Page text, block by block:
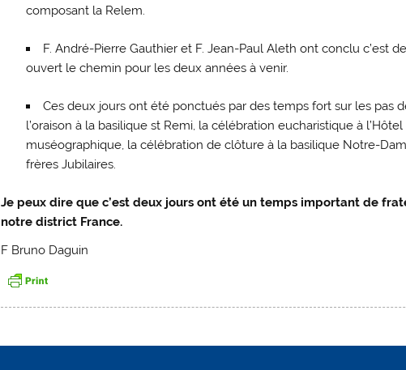
composant la Relem.
F. André-Pierre Gauthier et F. Jean-Paul Aleth ont conclu c’est
ouvert le chemin pour les deux années à venir.
Ces deux jours ont été ponctués par des temps fort sur les pas
l’oraison à la basilique st Remi, la célébration eucharistique à
muséographique, la célébration de clôture à la basilique Notre-
frères Jubilaires.
Je peux dire que c’est deux jours ont été un temps important de
notre district France.
F Bruno Daguin